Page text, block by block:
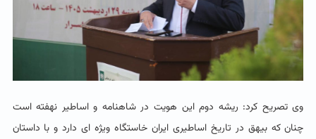
وی تصریح کرد: ریشه دوم این هویت در شاهنامه و اساطیر نهفته است
چنان که بیهق در تاریخ اساطیری ایران خاستگاه ویژه ای دارد و با داستان